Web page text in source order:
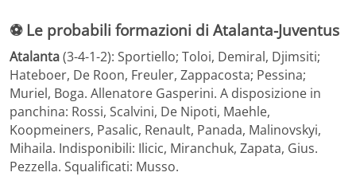
⚽ Le probabili formazioni di Atalanta-Juventus
Atalanta(3-4-1-2): Sportiello; Toloi, Demiral, Djimsiti;
Hateboer, De Roon, Freuler, Zappacosta; Pessina;
Muriel, Boga. Allenatore Gasperini. A disposizione in
panchina: Rossi, Scalvini, De Nipoti, Maehle,
Koopmeiners, Pasalic, Renault, Panada, Malinovskyi,
Mihaila. Indisponibili: Ilicic, Miranchuk, Zapata, Gius.
Pezzella. Squalificati: Musso.